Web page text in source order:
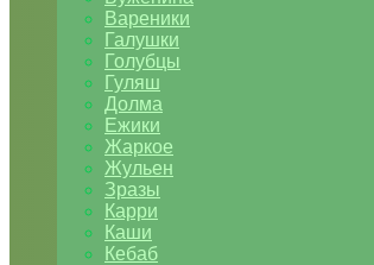
Вареники
Галушки
Голубцы
Гуляш
Долма
Ежики
Жаркое
Жульен
Зразы
Карри
Каши
Кебаб